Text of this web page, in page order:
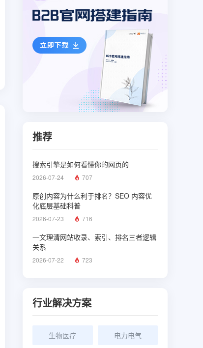
推荐
搜索引擎是如何看懂你的网页的
2026-07-24 707
原创内容为什么利于排名？SEO 内容优
化底层基础科普
2026-07-23 716
一文理清网站收录、索引、排名三者逻辑
关系
2026-07-22 723
行业解决方案
生物医疗 电力电气